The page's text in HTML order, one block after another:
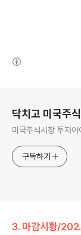
닥치고 미국주식
미국주식시장 투자아
구독하기
3.